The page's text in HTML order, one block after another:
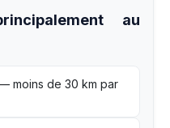
au
moins de 30 km par